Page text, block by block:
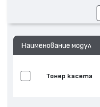
Наименование модул
Тонер касета